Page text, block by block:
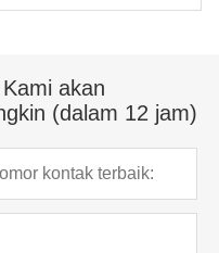
akan
(dalam 12 jam)